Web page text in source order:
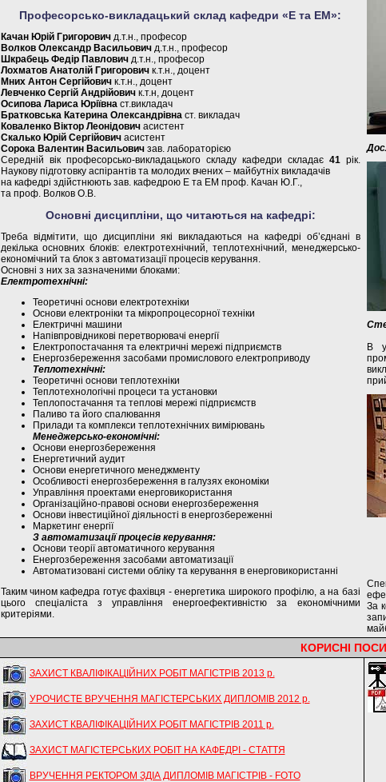
Професорсько-викладацький склад кафедри «Е та ЕМ»:
Качан Юрій Григоровичд.т.н., професор
Волков Олександр Васильовичд.т.н., професор
Шкрабець Федір Павловичд.т.н., професор
Лохматов Анатолій Григоровичк.т.н., доцент
Мних Антон Сергійовичк.т.н., доцент
Левченко Сергій Андрійовичк.т.н, доцент
Осипова Лариса Юріївнаст.викладач
Братковська Катерина Олександрівнаст. викладач
Коваленко Віктор Леонідовичасистент
Скалько Юрій Сергійовичасистент
Сорока Валентин Васильовичзав. лабораторією
Середній вік професорсько-викладацького складу кафедри складає 41рік.
Наукову підготовку аспірантів та молодих вчених – майбутніх викладачів
на кафедрі здійстнюють зав. кафедрою Е та ЕМ проф. Качан Ю.Г.,
та проф. Волков О.В.
Основні дисципліни, що читаються на кафедрі:
Треба відмітити, що дисципліни які викладаються на кафедрі об’єднані в
декілька основних блоків: електротехнічний, теплотехнічний, менеджерсько-
економічний та блок з автоматизації процесів керування.
Основні з них за зазначеними блоками:
Електротехнічні:
Теоретичні основи електротехніки
Основи електроніки та мікропроцесорної техніки
Електричні машини
Напівпровідникові перетворювачі енергії
Електропостачання та електричні мережі підприємств
Енергозбереження засобами промислового електроприводу
Теплотехнічні:
Теоретичні основи теплотехніки
Теплотехнологічні процеси та установки
Теплопостачання та теплові мережі підприємств
Паливо та його спалювання
Прилади та комплекси теплотехнічних вимірювань
Менеджерсько-економічні:
Основи енергозбереження
Енергетичний аудит
Основи енергетичного менеджменту
Особливості енергозбереження в галузях економіки
Управління проектами енерговикористання
Організаційно-правові основи енергозбереження
Основи інвестиційної діяльності в енергозбереженні
Маркетинг енергії
З автоматизації процесів керування:
Основи теорії автоматичного керування
Енергозбереження засобами автоматизації
Автоматизовані системи обліку та керування в енерговикористанні
Таким чином кафедра готує фахівця - енергетика широкого профілю, а на базі
цього спеціаліста з управління енергоефективністю за економічними
критеріями.
В
За
КОРИСНІ
ЗАХИСТ КВАЛІФІКАЦІЙНИХ РОБІТ МАГІСТРІВ 2013 р.
УРОЧИСТЕ ВРУЧЕННЯ МАГІСТЕРСЬКИХ ДИПЛОМІВ 2012 р.
ЗАХИСТ КВАЛІФІКАЦІЙНИХ РОБІТ МАГІСТРІВ 2011 р.
ЗАХИСТ МАГІСТЕРСЬКИХ РОБІТ НА КАФЕДРІ - СТАТТЯ
ВРУЧЕННЯ РЕКТОРОМ ЗДІА ДИПЛОМІВ МАГІСТРІВ - FOTO